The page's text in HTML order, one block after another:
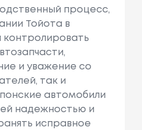
процесс,
Тойота в
и уважение со
так и
автомобили
надежностью и
исправное